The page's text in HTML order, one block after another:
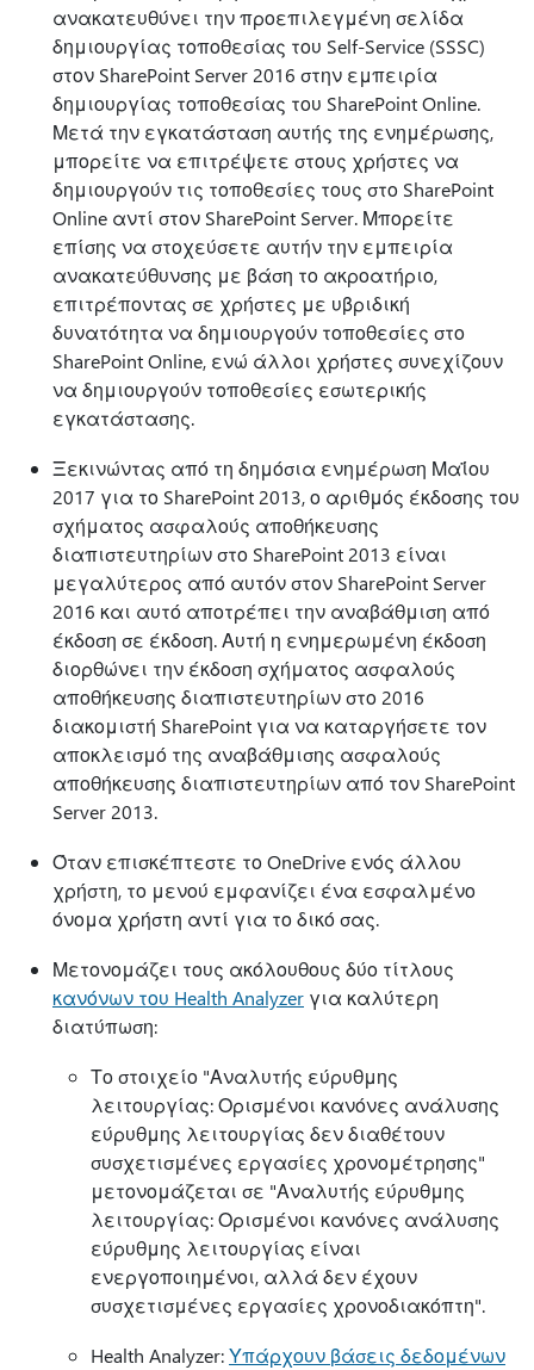
ανακατευθύνει την προεπιλεγμένη σελίδα
δημιουργίας τοποθεσίας του Self-Service (SSSC)
στον SharePoint Server 2016 στην εμπειρία
δημιουργίας τοποθεσίας του SharePoint Online.
Μετά την εγκατάσταση αυτής της ενημέρωσης,
μπορείτε να επιτρέψετε στους χρήστες να
δημιουργούν τις τοποθεσίες τους στο SharePoint
Online αντί στον SharePoint Server. Μπορείτε
επίσης να στοχεύσετε αυτήν την εμπειρία
ανακατεύθυνσης με βάση το ακροατήριο,
επιτρέποντας σε χρήστες με υβριδική
δυνατότητα να δημιουργούν τοποθεσίες στο
SharePoint Online, ενώ άλλοι χρήστες συνεχίζουν
να δημιουργούν τοποθεσίες εσωτερικής
εγκατάστασης.
Ξεκινώντας από τη δημόσια ενημέρωση Μαΐου
2017 για το SharePoint 2013, ο αριθμός έκδοσης του
σχήματος ασφαλούς αποθήκευσης
διαπιστευτηρίων στο SharePoint 2013 είναι
μεγαλύτερος από αυτόν στον SharePoint Server
2016 και αυτό αποτρέπει την αναβάθμιση από
έκδοση σε έκδοση. Αυτή η ενημερωμένη έκδοση
διορθώνει την έκδοση σχήματος ασφαλούς
αποθήκευσης διαπιστευτηρίων στο 2016
διακομιστή SharePoint για να καταργήσετε τον
αποκλεισμό της αναβάθμισης ασφαλούς
αποθήκευσης διαπιστευτηρίων από τον SharePoint
Server 2013.
Όταν επισκέπτεστε το OneDrive ενός άλλου
χρήστη, το μενού εμφανίζει ένα εσφαλμένο
όνομα χρήστη αντί για το δικό σας.
Μετονομάζει τους ακόλουθους δύο τίτλους
κανόνων του Health Analyzer για καλύτερη
διατύπωση:
Το στοιχείο "Αναλυτής εύρυθμης
λειτουργίας: Ορισμένοι κανόνες ανάλυσης
εύρυθμης λειτουργίας δεν διαθέτουν
συσχετισμένες εργασίες χρονομέτρησης"
μετονομάζεται σε "Αναλυτής εύρυθμης
λειτουργίας: Ορισμένοι κανόνες ανάλυσης
εύρυθμης λειτουργίας είναι
ενεργοποιημένοι, αλλά δεν έχουν
συσχετισμένες εργασίες χρονοδιακόπτη".
Health Analyzer:Υπάρχουν βάσεις δεδομένων